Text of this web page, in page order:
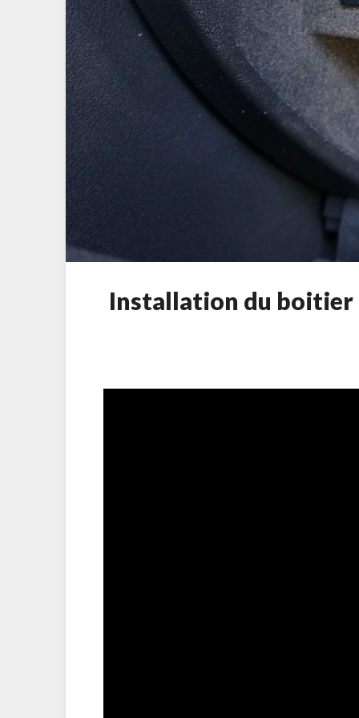
Installation du boitier